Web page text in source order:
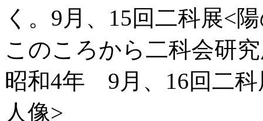
く。9月、15回二科展<
このころから二科会研
昭和4年 9月、16回二科
人像>